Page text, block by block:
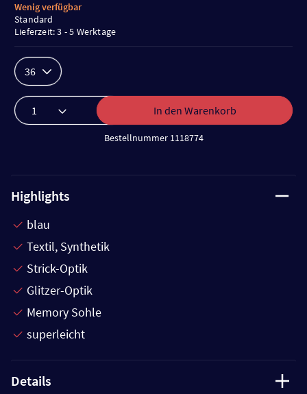
36
In den Warenkorb
Bestellnummer 1118774
Wenig verfügbar
Standard
Lieferzeit: 3 - 5 Werktage
Highlights
blau
Textil, Synthetik
Strick-Optik
Glitzer-Optik
Memory Sohle
superleicht
Details